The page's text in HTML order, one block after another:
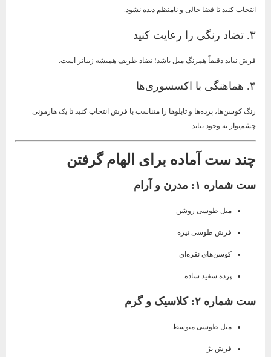
انتخاب کنید تا فضا خالی و نامنظم دیده نشود.
۳. تضاد رنگی را رعایت کنید
فرش نباید دقیقاً همرنگ مبل باشد؛ تضاد ظریف همیشه زیباتر است.
۴. هماهنگی با اکسسوری‌ها
رنگ کوسن‌ها، پرده‌ها و تابلوها را متناسب با فرش انتخاب کنید تا یک هارمونی
چشم‌نواز به وجود بیاید.
چند ست آماده برای الهام گرفتن
ست شماره ۱: مدرن و آرام
مبل طوسی روشن
فرش طوسی تیره
کوسن‌های نقره‌ای
پرده سفید ساده
ست شماره ۲: کلاسیک و گرم
مبل طوسی متوسط
فرش بژ